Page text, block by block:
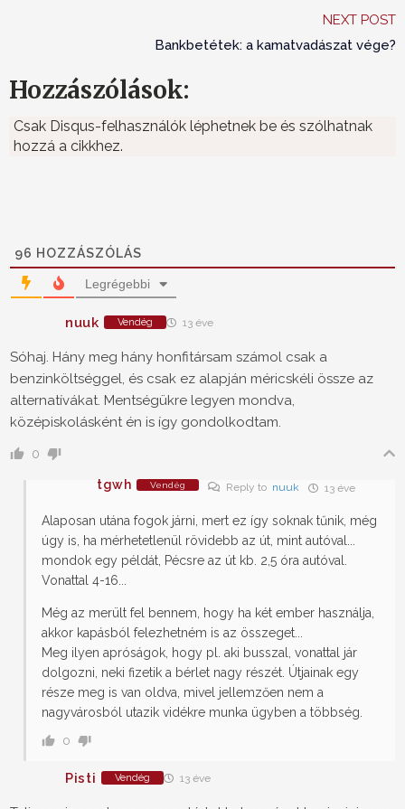
NEXT POST
Bankbetétek: a kamatvadászat vége?
Hozzászólások:
Csak Disqus-felhasználók léphetnek be és szólhatnak
hozzá a cikkhez.
96 HOZZÁSZÓLÁS
Legrégebbi
nuuk Vendég 13 éve
Sóhaj. Hány meg hány honfitársam számol csak a
benzinköltséggel, és csak ez alapján méricskéli össze az
alternatívákat. Mentségükre legyen mondva,
középiskolásként én is így gondolkodtam.
0
tgwh Vendég Reply to nuuk 13 éve
Alaposan utána fogok járni, mert ez így soknak tűnik, még
úgy is, ha mérhetetlenül rövidebb az út, mint autóval...
mondok egy példát, Pécsre az út kb. 2,5 óra autóval.
Vonattal 4-16...
Még az merült fel bennem, hogy ha két ember használja,
akkor kapásból felezhetném is az összeget...
Meg ilyen apróságok, hogy pl. aki busszal, vonattal jár
dolgozni, neki fizetik a bérlet nagy részét. Útjainak egy
része meg is van oldva, mivel jellemzően nem a
nagyvárosból utazik vidékre munka ügyben a többség.
0
Pisti Vendég 13 éve